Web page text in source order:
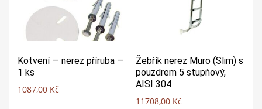
Kotvení — nerez příruba —
1 ks
1087,00 Kč
Žebřík nerez Muro (Slim) s
pouzdrem 5 stupňový,
AISI 304
11708,00 Kč